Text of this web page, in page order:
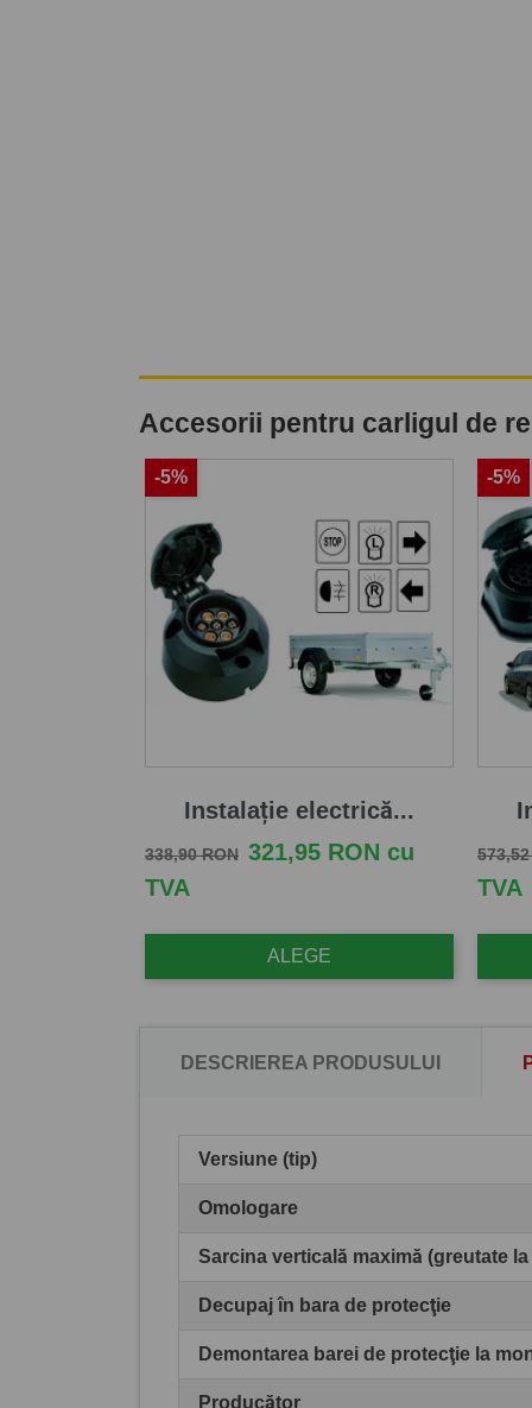
Accesorii pentru carligul de
Instalație electrică...
Pret de baza
338,90 RON Pret
321,95 RON cu
TVA
ALEGE
-5%
Pret
TVA
-5%
DESCRIEREA PRODUSULUI
Versiune (tip)
Omologare
Sarcina verticală maximă (greutate
Decupaj în bara de protecţie
Demontarea barei de protecţie la
Producător